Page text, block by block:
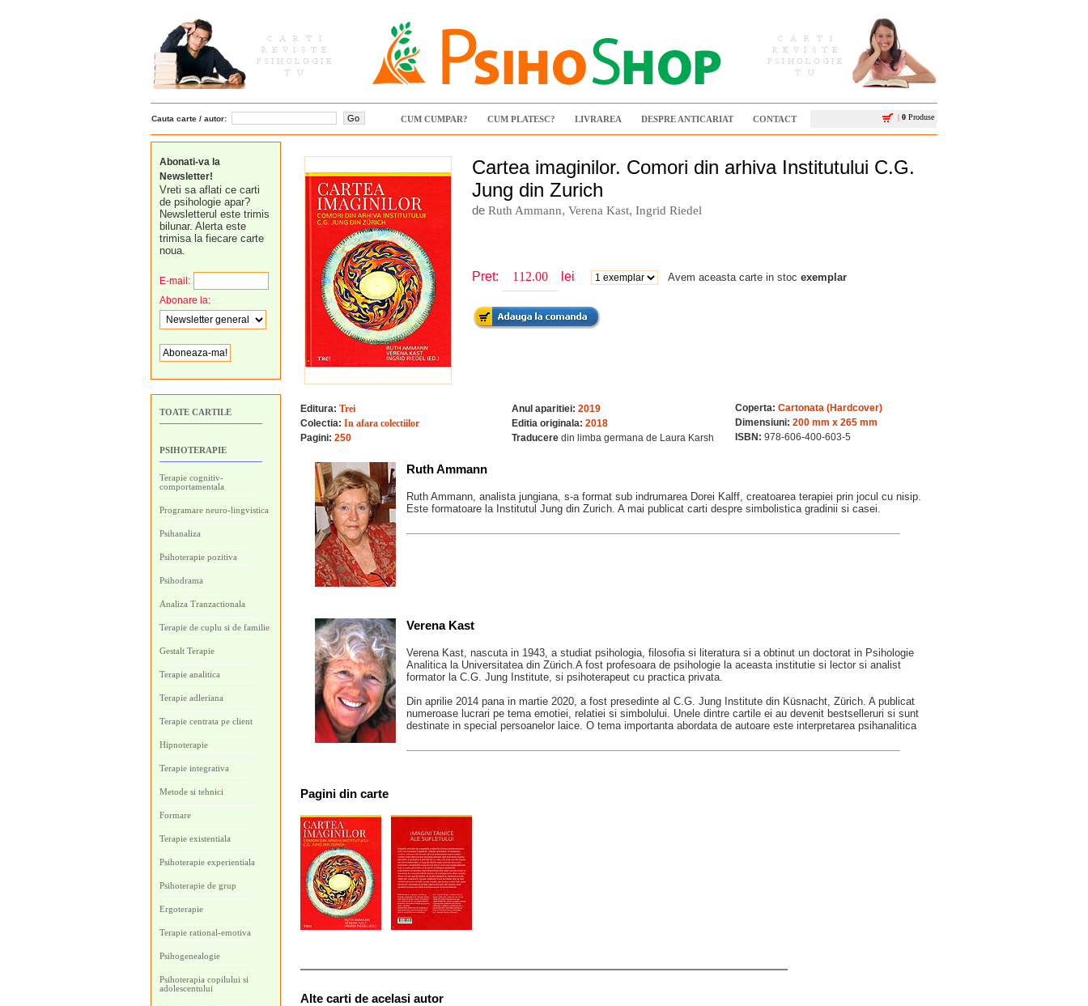
Cauta carte / autor: CUM CUMPAR? CUM PLATESC? LIVRAREA DESPRE ANTICARIAT CONTACT | 0 Produse
Abonati-va la
Newsletter!
Vreti sa aflati ce carti
de psihologie apar?
Newsletterul este trimis
bilunar. Alerta este
trimisa la fiecare carte
noua.
E-mail:
Abonare la:
TOATE CARTILE
PSIHOTERAPIE
Terapie cognitiv-
comportamentala
Programare neuro-lingvistica
Psihanaliza
Psihoterapie pozitiva
Psihodrama
Analiza Tranzactionala
Terapie de cuplu si de familie
Gestalt Terapie
Terapie analitica
Terapie adleriana
Terapie centrata pe client
Hipnoterapie
Terapie integrativa
Metode si tehnici
Formare
Terapie existentiala
Psihoterapie experientiala
Psihoterapie de grup
Ergoterapie
Terapie rational-emotiva
Psihogenealogie
Psihoterapia copilului si
adolescentului
Cartea imaginilor. Comori din arhiva Institutului C.G.
Jung din Zurich
de Ruth Ammann, Verena Kast, Ingrid Riedel
Pret: lei Avem aceasta carte in stoc exemplar
Editura: Trei
Colectia: In afara colectiilor
Pagini: 250
Anul aparitiei: 2019
Editia originala: 2018
Traducere din limba germana de Laura Karsh
Coperta: Cartonata (Hardcover)
Dimensiuni: 200 mm x 265 mm
ISBN: 978-606-400-603-5
Ruth Ammann
Ruth Ammann, analista jungiana, s-a format sub indrumarea Dorei Kalff, creatoarea terapiei prin jocul cu nisip.
Este formatoare la Institutul Jung din Zurich. A mai publicat carti despre simbolistica gradinii si casei.
Verena Kast
Verena Kast, nascuta in 1943, a studiat psihologia, filosofia si literatura si a obtinut un doctorat in Psihologie
Analitica la Universitatea din Zürich.A fost profesoara de psihologie la aceasta institutie si lector si analist
formator la C.G. Jung Institute, si psihoterapeut cu practica privata.
Din aprilie 2014 pana in martie 2020, a fost presedinte al C.G. Jung Institute din Küsnacht, Zürich. A publicat
numeroase lucrari pe tema emotiei, relatiei si simbolului. Unele dintre cartile ei au devenit bestselleruri si sunt
destinate in special persoanelor laice. O tema importanta abordata de autoare este interpretarea psihanalitica
Pagini din carte
Alte carti de acelasi autor